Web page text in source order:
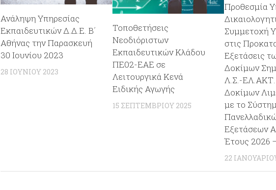
Ανάληψη Υπηρεσίας
Εκπαιδευτικών Δ.Δ.Ε. Β΄
Αθήνας την Παρασκευή
30 Ιουνίου 2023
28 ΙΟΥΝΊΟΥ 2023
Τοποθετήσεις
Νεοδιόριστων
Εκπαιδευτικών Κλάδου
ΠΕ02-ΕΑΕ σε
Λειτουργικά Κενά
Ειδικής Αγωγής
15 ΣΕΠΤΕΜΒΡΊΟΥ 2025
Προθεσμία
Συμμετοχή
στις
Εξετάσεις
Δοκίμων
Λ.Σ.-ΕΛ.ΑΚΤ.
Δοκίμων
με το
Εξετάσεων
Έτους 2026
22